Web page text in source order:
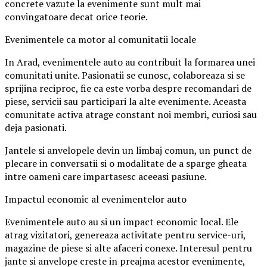
concrete vazute la evenimente sunt mult mai
convingatoare decat orice teorie.
Evenimentele ca motor al comunitatii locale
In Arad, evenimentele auto au contribuit la formarea unei
comunitati unite. Pasionatii se cunosc, colaboreaza si se
sprijina reciproc, fie ca este vorba despre recomandari de
piese, servicii sau participari la alte evenimente. Aceasta
comunitate activa atrage constant noi membri, curiosi sau
deja pasionati.
Jantele si anvelopele devin un limbaj comun, un punct de
plecare in conversatii si o modalitate de a sparge gheata
intre oameni care impartasesc aceeasi pasiune.
Impactul economic al evenimentelor auto
Evenimentele auto au si un impact economic local. Ele
atrag vizitatori, genereaza activitate pentru service-uri,
magazine de piese si alte afaceri conexe. Interesul pentru
jante si anvelope creste in preajma acestor evenimente,